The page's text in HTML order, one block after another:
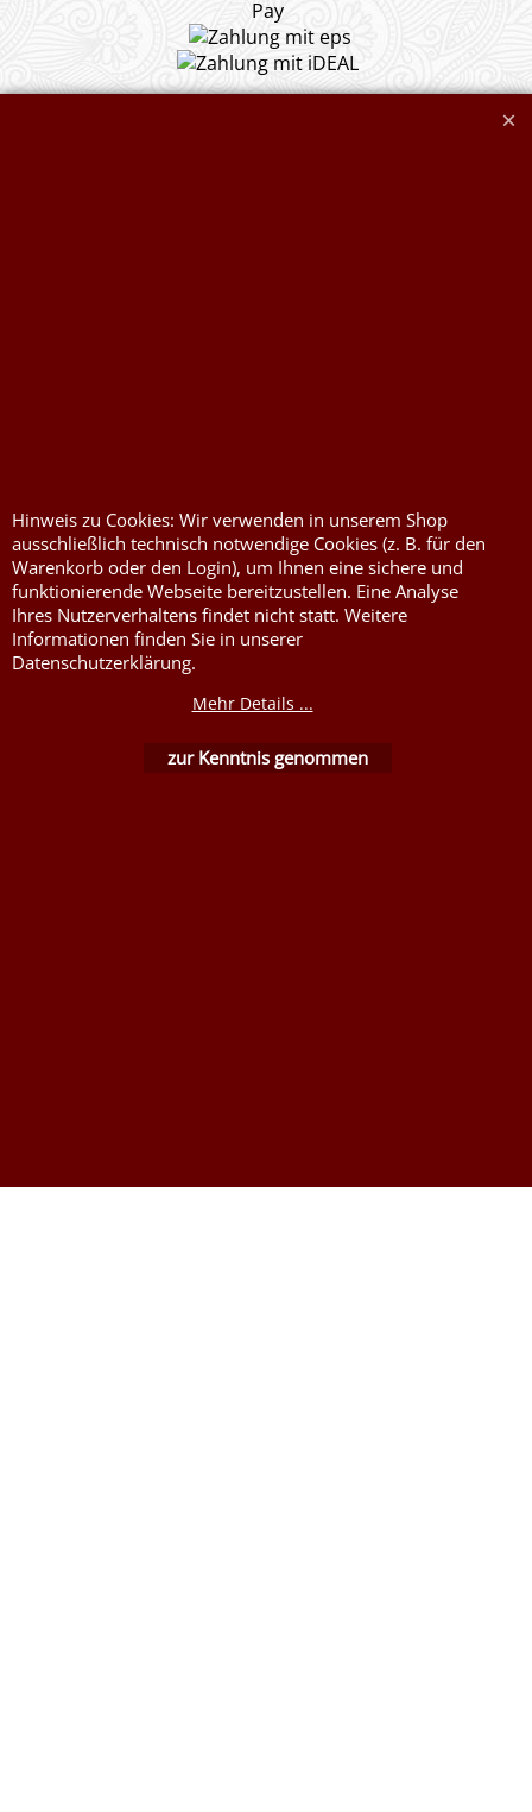
nach DIN4102B1
Flammenhemmende,
schwer entflammbare
Stoffe DIN4102B1
Nessel Baumwolle natur
Hinweis zu Cookies: Wir verwenden in unserem Shop
ausschließlich technisch notwendige Cookies (z. B. für den
Warenkorb oder den Login), um Ihnen eine sichere und
funktionierende Webseite bereitzustellen. Eine Analyse
Ihres Nutzerverhaltens findet nicht statt. Weitere
Informationen finden Sie in unserer
Datenschutzerklärung.
Mehr Details ...
zur Kenntnis genommen